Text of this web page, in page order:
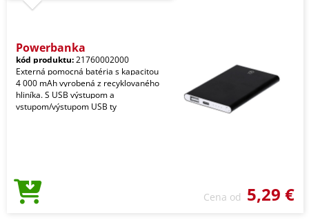
Powerbanka
kód produktu:21760002000
Externá pomocná batéria s kapacitou
4 000 mAh vyrobená z recyklovaného
hliníka. S USB výstupom a
vstupom/výstupom USB ty
Cena od 5,29 €